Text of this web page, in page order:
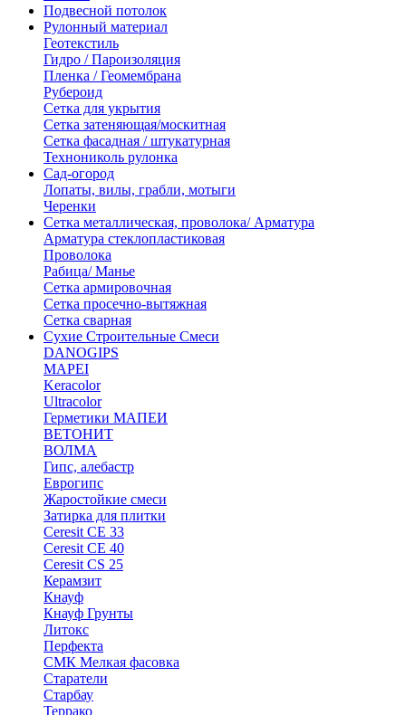
Подвесной потолок
Рулонный материал
Геотекстиль
Гидро / Пароизоляция
Пленка / Геомембрана
Рубероид
Сетка для укрытия
Сетка затеняющая/москитная
Сетка фасадная / штукатурная
Технониколь рулонка
Сад-огород
Лопаты, вилы, грабли, мотыги
Черенки
Сетка металлическая, проволока/ Арматура
Арматура стеклопластиковая
Проволока
Рабица/ Манье
Сетка армировочная
Сетка просечно-вытяжная
Сетка сварная
Сухие Строительные Смеси
DANOGIPS
MAPEI
Keracolor
Ultracolor
Герметики МАПЕИ
ВЕТОНИТ
ВОЛМА
Гипс, алебастр
Еврогипс
Жаростойкие смеси
Затирка для плитки
Ceresit CE 33
Ceresit CE 40
Ceresit CS 25
Керамзит
Кнауф
Кнауф Грунты
Литокс
Перфекта
СМК Мелкая фасовка
Старатели
Старбау
Террако